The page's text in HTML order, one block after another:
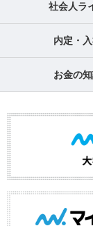
社会人ラ
内定・
お金の